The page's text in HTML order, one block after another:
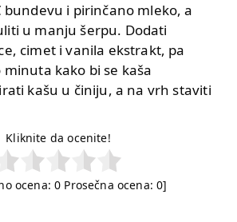
bundevu i pirinčano mleko, a
u manju šerpu. Dodati
cimet i vanila ekstrakt, pa
kako bi se kaša
kašu u činiju, a na vrh staviti
Kliknite da ocenite!
ocena:0 Prosečna ocena:0]